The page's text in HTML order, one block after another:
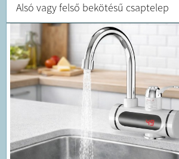
Alsó vagy felső bekötésű csaptelep